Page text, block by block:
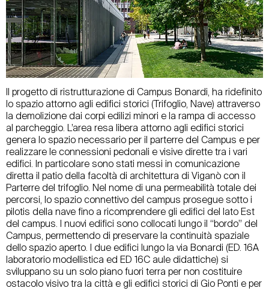
Il progetto di ristrutturazione di Campus Bonardi, ha ridefinito
lo spazio attorno agli edifici storici (Trifoglio, Nave) attraverso
la demolizione dai corpi edilizi minori e la rampa di accesso
al parcheggio. L’area resa libera attorno agli edifici storici
genera lo spazio necessario per il parterre del Campus e per
realizzare le connessioni pedonali e visive dirette tra i vari
edifici. In particolare sono stati messi in comunicazione
diretta il patio della facoltà di architettura di Viganò con il
Parterre del trifoglio. Nel nome di una permeabilità totale dei
percorsi, lo spazio connettivo del campus prosegue sotto i
pilotis della nave fino a ricomprendere gli edifici del lato Est
del campus. I nuovi edifici sono collocati lungo il “bordo” del
Campus, permettendo di preservare la continuità spaziale
dello spazio aperto. I due edifici lungo la via Bonardi (ED. 16A
laboratorio modellistica ed ED 16C aule didattiche) si
sviluppano su un solo piano fuori terra per non costituire
ostacolo visivo tra la città e gli edifici storici di Gio Ponti e per